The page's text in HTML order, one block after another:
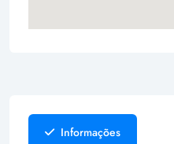
Informações